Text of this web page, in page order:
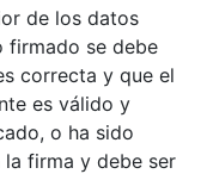
de los datos
firmado se debe
correcta y que el
es válido y
o ha sido
firma y debe ser